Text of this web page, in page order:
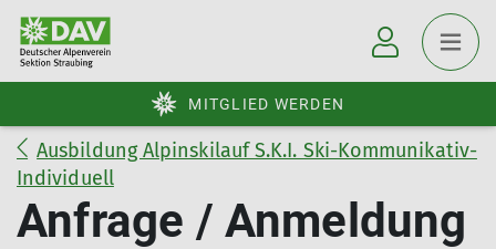
MITGLIED WERDEN
Ausbildung Alpinskilauf S.K.I. Ski-Kommunikativ-
Individuell
Anfrage / Anmeldung